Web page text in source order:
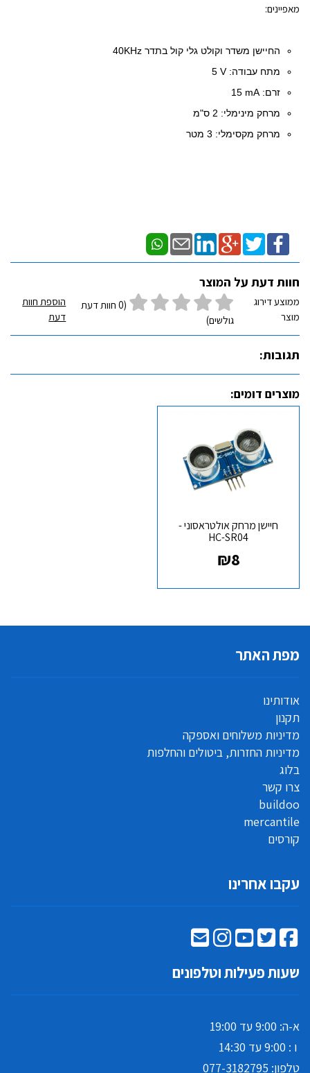
מאפיינים:
החיישן משדר וקולט גלי קול בתדר 40KHz
מתח עבודה:5 V
זרם:15 mA
מרחק מינימלי: 2 ס"מ
מרחק מקסימלי: 3 מטר
חוות דעת על המוצר
ממוצע דירוג
מוצר
(0 חוות דעת
גולשים)
הוספת חוות
דעת
תגובות:
מוצרים דומים:
חיישן מרחק אולטראסוני -
HC-SR04
₪8
מפת האתר
אודותינו
תקנון
מדיניות משלוחים ואספקה
מדיניות החזרות, ביטולים והחלפות
בלוג
צרו קשר
buildoo
mercantile
קורסים
עקבו אחרינו
שעות פעילות וטלפונים
א-ה: 9:00 עד 19:00
ו : 9:00 עד 14:30
טלפון: 077-3182795